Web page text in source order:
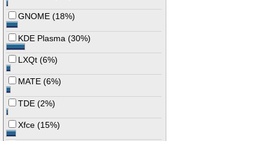
GNOME (18%)
KDE Plasma (30%)
LXQt (6%)
MATE (6%)
TDE (2%)
Xfce (15%)